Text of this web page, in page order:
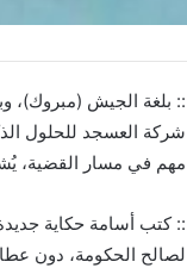
:: بلغة الجيش (مبروك)،
شركة العسجد للحلول
مهم في مسار القضية،
:: كتب أسامة حكاية
لصالح الحكومة، دون